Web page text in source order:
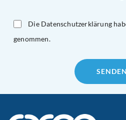
Die Datenschutzerklärung
genommen.
empty.